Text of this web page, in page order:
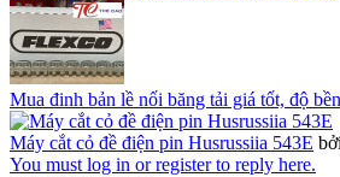
Mua đinh bản lề nối băng tải giá tốt, độ
Máy cắt cỏ đề điện pin Husrussiia 543E
You must log in or register to reply here.